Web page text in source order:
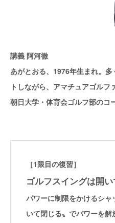
講義 阿河徹
あがとおる、1976年生まれ。
トしながら、アマチュアゴル
朝日大学・体育会ゴルフ部のコ
［1限目の復習］
ゴルフスイングは開
パワーに制限をかけるシ
いて閉じる〟でパワーを